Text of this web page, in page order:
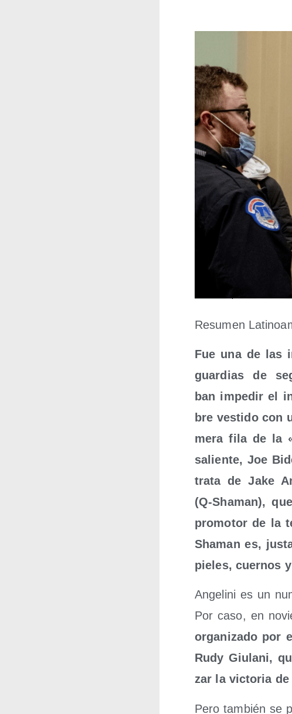
Resu­men
Fue una de las
guar­dias de
ban impe­dir el
bre ves­ti­do con
me­ra fila de la
salien­te, Joe
tra­ta de Jake
(Q‑Shaman),
pro­mo­tor de la
Sha­man es,
pie­les, cuer­nos
Ange­li­ni es un
Por caso, en
orga­ni­za­do por
Rudy Giu­la­ni,
zar la vic­to­ria de
Pero tam­bién se